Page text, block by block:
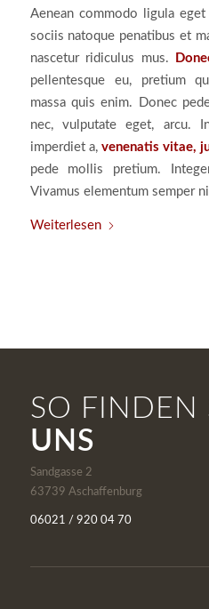
Aenean commodo ligula eget
sociis natoque penatibus et
nascetur ridiculus mus.
pellentesque eu, pretium
massa quis enim. Donec
nec, vulputate eget, arcu.
imperdiet a,venenatis vitae,
pede mollis pretium.
Vivamus elementum semper
Weiterlesen
SO FINDEN
UNS
Sandgasse 2
63739 Aschaffenburg
06021 / 920 04 70